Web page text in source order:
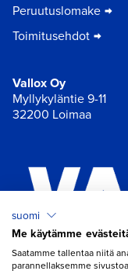
Peruutuslomake
Toimitusehdot
Vallox Oy
Myllykyläntie 9-11
32200 Loimaa
Chat
suomi
Me käytämme
Saatamme tallentaa niitä
parannellaksemme